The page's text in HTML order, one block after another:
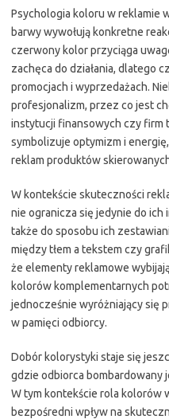
Psychologia koloru w reklamie
barwy wywołują konkretne
czerwony kolor przyciąga
zachęca do działania, dlatego
promocjach i wyprzedażach.
profesjonalizm, przez co jest
instytucji finansowych czy firm
symbolizuje optymizm i
reklam produktów
W kontekście skuteczności
nie ogranicza się jedynie do ich
także do sposobu ich
między tłem a tekstem czy
że elementy reklamowe
kolorów komplementarnych
jednocześnie wyróżniający się
w pamięci odbiorcy.
Dobór kolorystyki staje się
gdzie odbiorca bombardowany
W tym kontekście rola kolorów
bezpośredni wpływ na